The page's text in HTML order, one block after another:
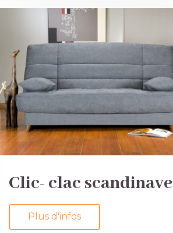
Clic- clac scandinave
Plus d'infos